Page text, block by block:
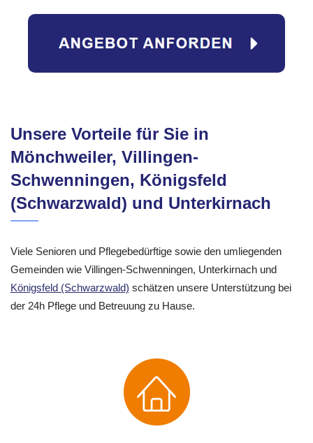
Unsere Vorteile für Sie in
Mönchweiler, Villingen-
Schwenningen, Königsfeld
(Schwarzwald) und Unterkirnach
Viele Senioren und Pflegebedürftige sowie den umliegenden
Gemeinden wie Villingen-Schwenningen, Unterkirnach und
Königsfeld (Schwarzwald) schätzen unsere Unterstützung bei
der 24h Pflege und Betreuung zu Hause.